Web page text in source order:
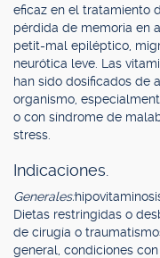
eficaz en el tratamiento
pérdida de memoria en
petit-mal epiléptico,
neurótica leve. Las
han sido dosificados de
organismo,
o con síndrome de
stress.
Indicaciones.
Generales:
Dietas restringidas o
de cirugía o
general, condiciones